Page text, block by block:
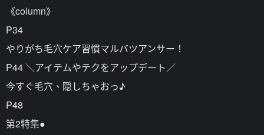
《column》
P34
やりがち毛穴ケア習慣マルバツアンサー！
P44 ＼アイテムやテクをアップデート／
今すぐ毛穴、隠しちゃおっ♪
P48
第2特集●